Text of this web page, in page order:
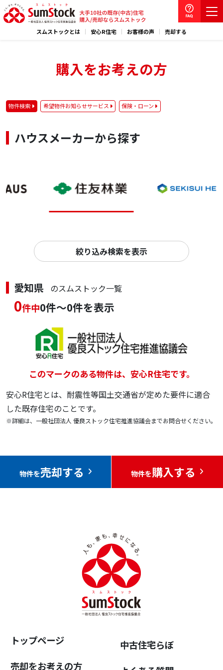
スムストックとは 安心R住宅 お客様の声 売却する
購入をお考えの方
物件検索 希望物件お知らせサービス 保険・ローン
ハウスメーカーから探す
絞り込み検索を表示
愛知県 のスムストック一覧
0件中0件～0件を表示
このマークのある物件は、安心R住宅です。
安心R住宅とは、耐震性等国土交通省が定めた要件に適合
した既存住宅のことです。
※詳細は、一般社団法人 優良ストック住宅推進協議会までお問合せください。
物件を売却する 物件を購入する
トップページ
売却をお考えの方
中古住宅らぼ